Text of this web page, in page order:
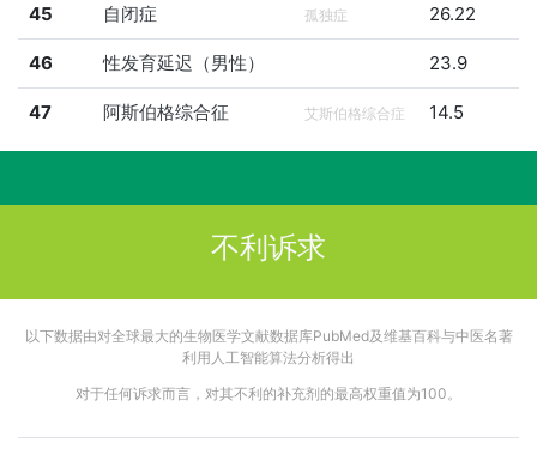
45 自闭症 孤独症 26.22
46 性发育延迟（男性） 23.9
47 阿斯伯格综合征 艾斯伯格综合症 14.5
不利诉求
以下数据由对全球最大的生物医学文献数据库PubMed及维基百科与中医名著
利用人工智能算法分析得出
对于任何诉求而言，对其不利的补充剂的最高权重值为100。